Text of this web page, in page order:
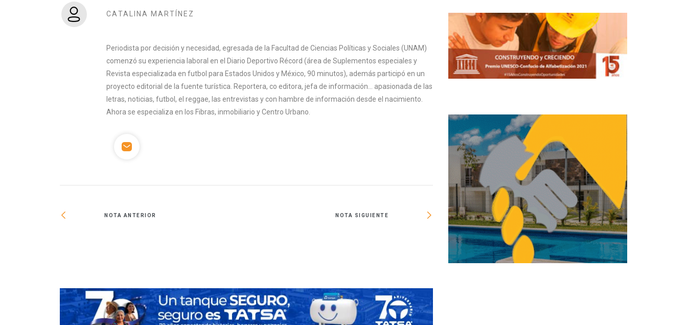
CATALINA MARTÍNEZ
Periodista por decisión y necesidad, egresada de la Facultad de Ciencias Políticas y Sociales (UNAM)
comenzó su experiencia laboral en el Diario Deportivo Récord (área de Suplementos especiales y
Revista especializada en futbol para Estados Unidos y México, 90 minutos), además participó en un
proyecto editorial de la fuente turística. Reportera, co editora, jefa de información... apasionada de las
letras, noticias, futbol, el reggae, las entrevistas y con hambre de información desde el nacimiento.
Ahora se especializa en los Fibras, inmobiliario y Centro Urbano.
NOTA ANTERIOR NOTA SIGUIENTE
Crece inversión hotelera en Colombia